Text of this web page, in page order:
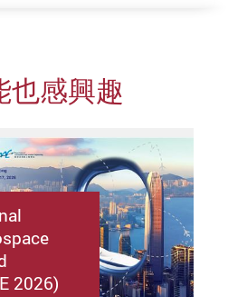
也感興趣
2026)